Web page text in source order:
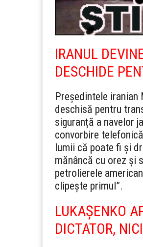
IRANUL
DESCHIDE
Președintele iranian
deschisă pentru
siguranță a navelor
convorbire
lumii că poate fi și
mănâncă cu orez și
petrolierele
clipește primul”.
LUKAȘENKO
DICTATOR,